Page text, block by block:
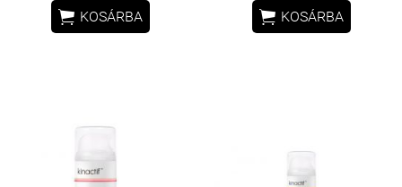
 KOSÁRBA  KOSÁRBA